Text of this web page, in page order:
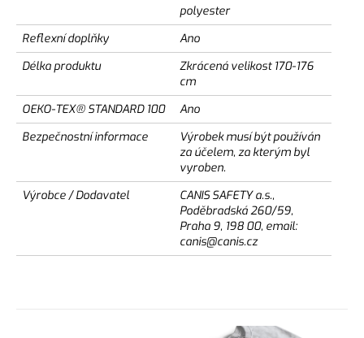
polyester
Reflexní doplňky
Ano
Délka produktu
Zkrácená velikost 170-176
cm
OEKO-TEX® STANDARD 100
Ano
Bezpečnostní informace
Výrobek musí být používán
za účelem, za kterým byl
vyroben.
Výrobce / Dodavatel
CANIS SAFETY a.s.,
Poděbradská 260/59,
Praha 9, 198 00, email:
canis@canis.cz